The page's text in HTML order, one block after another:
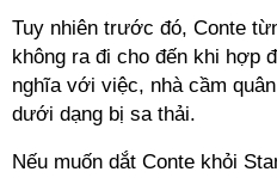
Tuy nhiên trước đó, Conte
không ra đi cho đến khi hợp
nghĩa với việc, nhà cầm
dưới dạng bị sa thải.
Nếu muốn dắt Conte khỏi